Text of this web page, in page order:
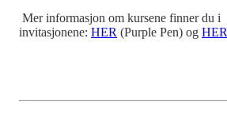
Mer informasjon om kursene finner du i
invitasjonene: HER (Purple Pen) og HER